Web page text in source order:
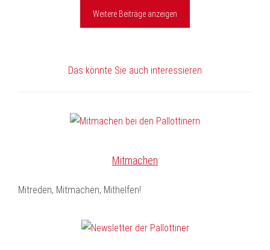
Weitere Beiträge anzeigen
Das könnte Sie auch interessieren
Mitmachen
Mitreden, Mitmachen, Mithelfen!